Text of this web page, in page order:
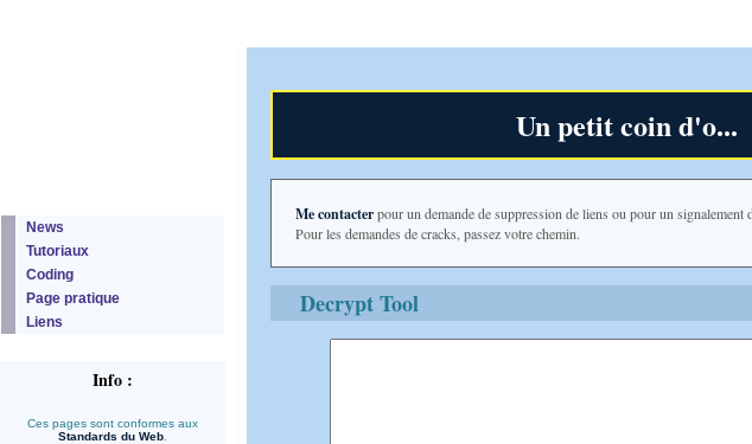
News
Tutoriaux
Coding
Page pratique
Liens
Info :
Ces pages sont conformes aux
Standards du Web
Un petit coin d'o...
Me contacterpour un demande de suppression de liens ou pour un signalement
Pour les demandes de cracks, passez votre chemin.
Decrypt Tool